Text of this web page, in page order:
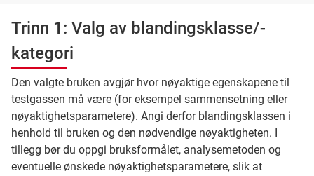
Trinn 1: Valg av blandingsklasse/-
kategori
Den valgte bruken avgjør hvor nøyaktige egenskapene til
testgassen må være (for eksempel sammensetning eller
nøyaktighetsparametere). Angi derfor blandingsklassen i
henhold til bruken og den nødvendige nøyaktigheten. I
tillegg bør du oppgi bruksformålet, analysemetoden og
eventuelle ønskede nøyaktighetsparametere, slik at